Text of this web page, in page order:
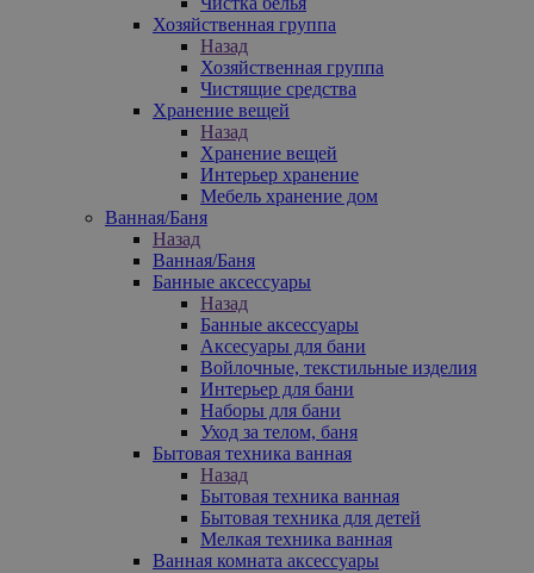
Хозяйственная группа
Назад
Хозяйственная группа
Чистящие средства
Хранение вещей
Назад
Хранение вещей
Интерьер хранение
Мебель хранение дом
Ванная/Баня
Назад
Ванная/Баня
Банные аксессуары
Назад
Банные аксессуары
Аксесуары для бани
Войлочные, текстильные изделия
Интерьер для бани
Наборы для бани
Уход за телом, баня
Бытовая техника ванная
Назад
Бытовая техника ванная
Бытовая техника для детей
Мелкая техника ванная
Ванная комната аксессуары